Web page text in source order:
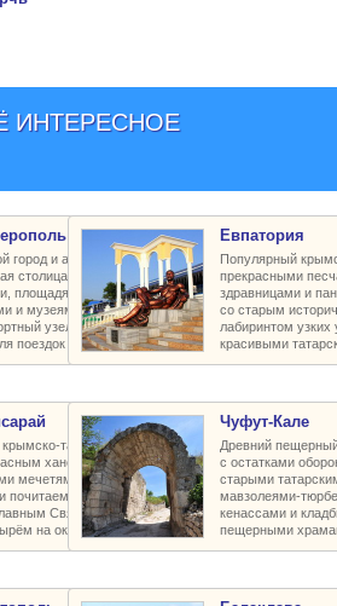
ИНТЕРЕСНОЕ
город и административная
столица с красивыми
площадями и парками,
и музеями, крупный
узел и транзитный
поездок по региону
Евпатория
Популярный
прекрасными
здравницами и
со старым
лабиринтом узких
красивыми
татарская столица
ханским дворцом,
мечетями и мавзолеями-
почитаемым пещерным
Свято-Успенским
на окраине города
Чуфут-Кале
Древний
с остатками
старыми
мавзолеями-
кенассами и
пещерными